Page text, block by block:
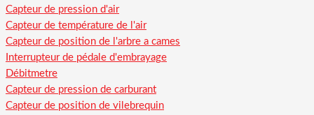
Capteur de pression d'air
Capteur de température de l'air
Capteur de position de l'arbre a cames
Interrupteur de pédale d'embrayage
Débitmetre
Capteur de pression de carburant
Capteur de position de vilebrequin